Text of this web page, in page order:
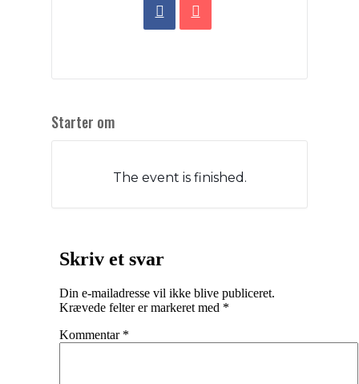
Starter om
The event is finished.
Skriv et svar
Din e-mailadresse vil ikke blive publiceret.
Krævede felter er markeret med *
Kommentar *